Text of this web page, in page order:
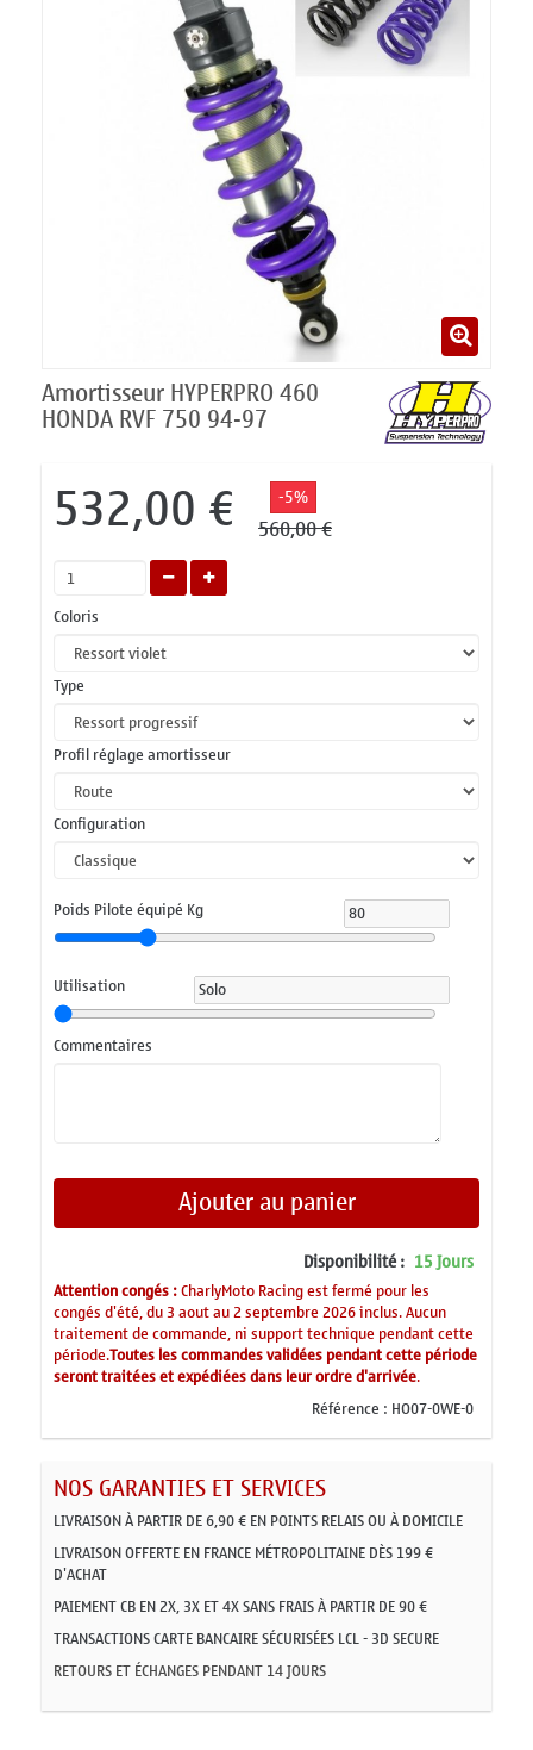
Amortisseur HYPERPRO 460
HONDA RVF 750 94-97
532,00 € -5%
560,00 €
Coloris
Type
Profil réglage amortisseur
Configuration
Poids Pilote équipé Kg
Utilisation
Commentaires
Ajouter au panier
Disponibilité : 15 Jours
Attention congés :CharlyMoto Racing est fermé pour les
congés d'été, du 3 aout au 2 septembre 2026 inclus. Aucun
traitement de commande, ni support technique pendant cette
période.Toutes les commandes validées pendant cette période
seront traitées et expédiées dans leur ordre d'arrivée.
Référence : HO07-0WE-0
NOS GARANTIES ET SERVICES
LIVRAISON À PARTIR DE 6,90 € EN POINTS RELAIS OU À DOMICILE
LIVRAISON OFFERTE EN FRANCE MÉTROPOLITAINE DÈS 199 €
D'ACHAT
PAIEMENT CB EN 2X, 3X ET 4X SANS FRAIS À PARTIR DE 90 €
TRANSACTIONS CARTE BANCAIRE SÉCURISÉES LCL - 3D SECURE
RETOURS ET ÉCHANGES PENDANT 14 JOURS